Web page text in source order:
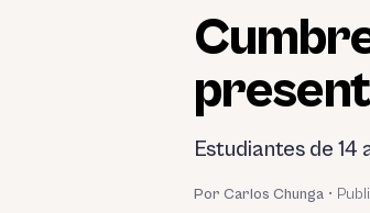
Estudiantes de
Por Carlos Chunga •